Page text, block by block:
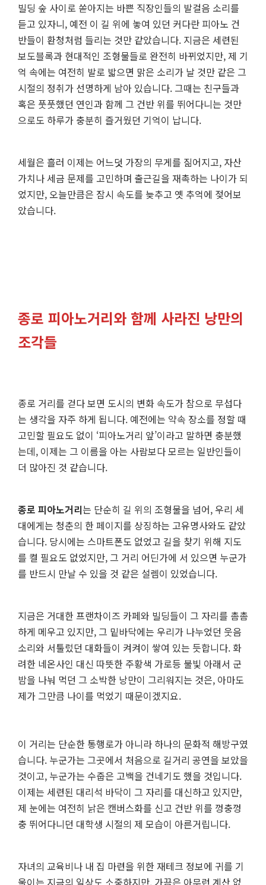
빌딩 숲 사이로 쏟아지는 바쁜 직장인들의 발걸음 소리를
듣고 있자니, 예전 이 길 위에 놓여 있던 커다란 피아노 건
반들이 환청처럼 들리는 것만 같았습니다. 지금은 세련된
보도블록과 현대적인 조형물들로 완전히 바뀌었지만, 제 기
억 속에는 여전히 발로 밟으면 맑은 소리가 날 것만 같은 그
시절의 정취가 선명하게 남아 있습니다. 그때는 친구들과
혹은 풋풋했던 연인과 함께 그 건반 위를 뛰어다니는 것만
으로도 하루가 충분히 즐거웠던 기억이 납니다.
세월은 흘러 이제는 어느덧 가장의 무게를 짊어지고, 자산
가치나 세금 문제를 고민하며 출근길을 재촉하는 나이가 되
었지만, 오늘만큼은 잠시 속도를 늦추고 옛 추억에 젖어보
았습니다.
종로 피아노거리와 함께 사라진 낭만의
조각들
종로 거리를 걷다 보면 도시의 변화 속도가 참으로 무섭다
는 생각을 자주 하게 됩니다. 예전에는 약속 장소를 정할 때
고민할 필요도 없이 ‘피아노거리 앞’이라고 말하면 충분했
는데, 이제는 그 이름을 아는 사람보다 모르는 일반인들이
더 많아진 것 같습니다.
종로 피아노거리는 단순히 길 위의 조형물을 넘어, 우리 세
대에게는 청춘의 한 페이지를 상징하는 고유명사와도 같았
습니다. 당시에는 스마트폰도 없었고 길을 찾기 위해 지도
를 켤 필요도 없었지만, 그 거리 어딘가에 서 있으면 누군가
를 반드시 만날 수 있을 것 같은 설렘이 있었습니다.
지금은 거대한 프랜차이즈 카페와 빌딩들이 그 자리를 촘촘
하게 메우고 있지만, 그 밑바닥에는 우리가 나누었던 웃음
소리와 서툴렀던 대화들이 켜켜이 쌓여 있는 듯합니다. 화
려한 네온사인 대신 따뜻한 주황색 가로등 불빛 아래서 군
밤을 나눠 먹던 그 소박한 낭만이 그리워지는 것은, 아마도
제가 그만큼 나이를 먹었기 때문이겠지요.
이 거리는 단순한 통행로가 아니라 하나의 문화적 해방구였
습니다. 누군가는 그곳에서 처음으로 길거리 공연을 보았을
것이고, 누군가는 수줍은 고백을 건네기도 했을 것입니다.
이제는 세련된 대리석 바닥이 그 자리를 대신하고 있지만,
제 눈에는 여전히 낡은 캔버스화를 신고 건반 위를 껑충껑
충 뛰어다니던 대학생 시절의 제 모습이 아른거립니다.
자녀의 교육비나 내 집 마련을 위한 재테크 정보에 귀를 기
울이는 지금의 일상도 소중하지만, 가끔은 아무런 계산 없